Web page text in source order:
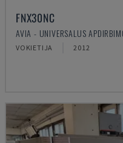
FNX30NC
AVIA - UNIVERSALUS
VOKIETIJA 2012